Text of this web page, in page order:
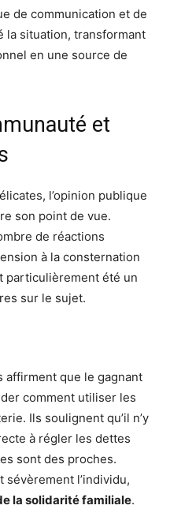
de communication et de
la situation, transformant
en une source de
et
l’opinion publique
son point de vue.
de réactions
à la consternation
particulièrement été un
sur le sujet.
affirment que le gagnant
comment utiliser les
Ils soulignent qu’il n’y
à régler les dettes
sont des proches.
sévèrement l’individu,
la solidarité familiale.